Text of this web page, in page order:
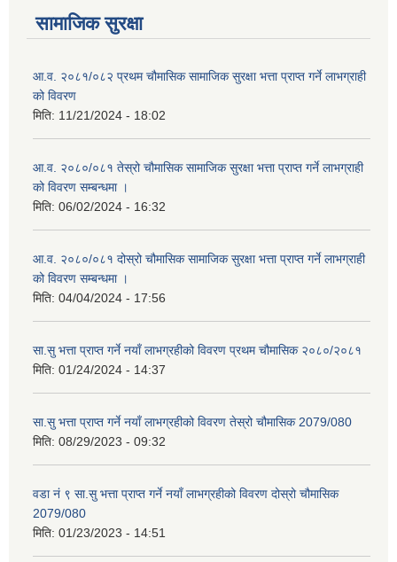
सामाजिक सुरक्षा
आ.व. २०८१/०८२ प्रथम चौमासिक सामाजिक सुरक्षा भत्ता प्राप्त गर्ने लाभग्राही
को विवरण
मिति: 11/21/2024 - 18:02
आ.व. २०८०/०८१ तेस्रो चौमासिक सामाजिक सुरक्षा भत्ता प्राप्त गर्ने लाभग्राही
को विवरण सम्बन्धमा ।
मिति: 06/02/2024 - 16:32
आ.व. २०८०/०८१ दोस्रो चौमासिक सामाजिक सुरक्षा भत्ता प्राप्त गर्ने लाभग्राही
को विवरण सम्बन्धमा ।
मिति: 04/04/2024 - 17:56
सा.सु भत्ता प्राप्त गर्ने नयाँ लाभग्रहीको विवरण प्रथम चौमासिक २०८०/२०८१
मिति: 01/24/2024 - 14:37
सा.सु भत्ता प्राप्त गर्ने नयाँ लाभग्रहीको विवरण तेस्रो चौमासिक 2079/080
मिति: 08/29/2023 - 09:32
वडा नं ९ सा.सु भत्ता प्राप्त गर्ने नयाँ लाभग्रहीको विवरण दोस्रो चौमासिक
2079/080
मिति: 01/23/2023 - 14:51